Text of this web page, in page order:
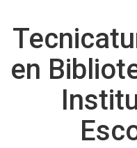
en